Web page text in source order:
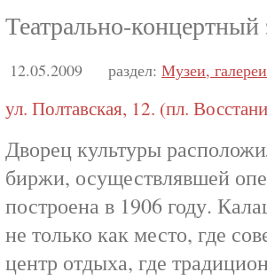
Театрально-
12.05.2009 раздел: Музеи,
ул. Полтавская, 12. (пл.
Дворец культуры
биржи, осуществлявшей
построена в 1906 году.
не только как место, где
центр отдыха, где